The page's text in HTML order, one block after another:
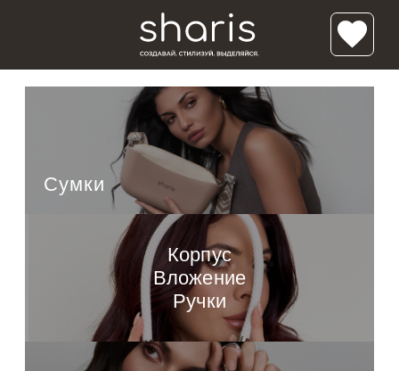
Сумки
Классик Мини
Луна
Полумесяц
Солнце
Корпус
Вложение
Ручки